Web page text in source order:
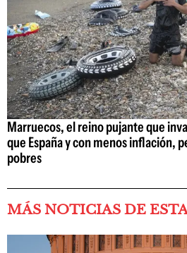
Marruecos, el reino pujante que
que España y con menos inflación,
pobres
MÁS NOTICIAS DE